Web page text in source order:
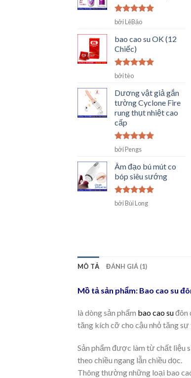
Được xếp
sao
bởi LêBảo
bao cao su OK (12
Chiếc)
Được xếp
sao
bởi tèo
Dương vật giả gắn
tường Cyclone Fire
rung thụt nhiệt cao
cấp
Được xếp
55
sao
bởi Pengs
Âm đạo bú mút co
bóp siêu sướng
Được xếp
5
bởi Bùi Long
MÔ TẢ ĐÁNH GIÁ (1)
Mồ tả sản phẩm: Bao cao su
là dòng sản phẩm bao cao suđôn
tăng kích cỡ cho cậu nhỏ tăng sự
Sản phẩm được làm từ chất liệu
theo chiều ngang lẫn chiều dọc.
Thông thường những loại bao